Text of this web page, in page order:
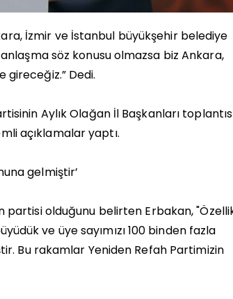
İzmir ve İstanbul büyükşehir belediye
söz konusu olmazsa biz Ankara,
gireceğiz.” Dedi.
Aylık Olağan İl Başkanları
açıklamalar yaptı.
gelmiştir’
partisi olduğunu belirten Erbakan,
ve üye sayımızı 100 binden fazla
Bu rakamlar Yeniden Refah Partimizin